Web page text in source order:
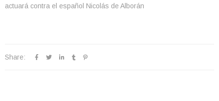
actuará contra el español Nicolás de Alborán
Share: